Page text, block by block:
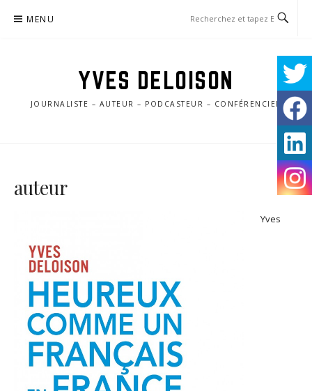
MENU
YVES DELOISON
JOURNALISTE – AUTEUR – PODCASTEUR – CONFÉRENCIER
auteur
Yves